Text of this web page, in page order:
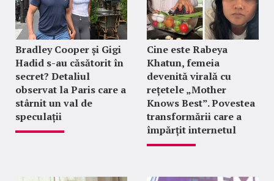
Bradley Cooper și Gigi
Hadid s-au căsătorit în
secret? Detaliul
observat la Paris care a
stârnit un val de
speculații
Cine este Rabeya
Khatun, femeia
devenită virală cu
rețetele „Mother
Knows Best”. Povestea
transformării care a
împărțit internetul